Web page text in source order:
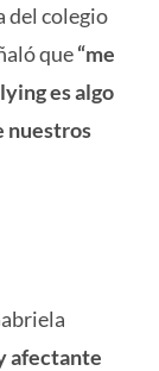
del colegio
que“me
es algo
nuestros
afectante